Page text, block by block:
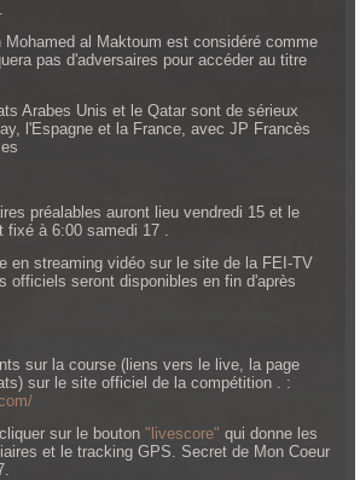
Mohamed al Maktoum est considéré comme
pas d'adversaires pour accéder au titre
Arabes Unis et le Qatar sont de sérieux
l'Espagne et la France, avec JP Francès
préalables auront lieu vendredi 15 et le
à 6:00 samedi 17 .
en streaming vidéo sur le site de la FEI-TV
officiels seront disponibles en fin d'après
sur la course (liens vers le live, la page
sur le site officiel de la compétition . :
sur le bouton"livescore" qui donne les
et le tracking GPS. Secret de Mon Coeur